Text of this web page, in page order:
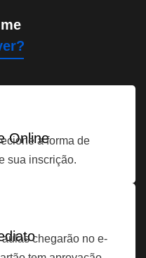
Onlinea forma de
sua inscrição.
chegarão no e-